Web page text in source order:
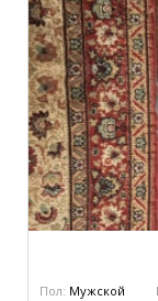
Пол: Мужской